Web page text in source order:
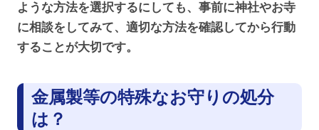
ような方法を選択するにしても、事前に神社やお寺
に相談をしてみて、適切な方法を確認してから行動
することが大切です。
金属製等の特殊なお守りの処分
は？